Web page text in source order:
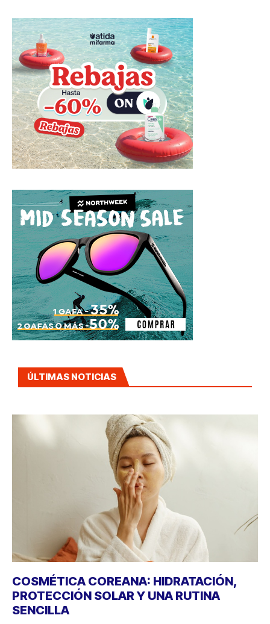
ÚLTIMAS NOTICIAS
COSMÉTICA COREANA: HIDRATACIÓN,
PROTECCIÓN SOLAR Y UNA RUTINA
SENCILLA